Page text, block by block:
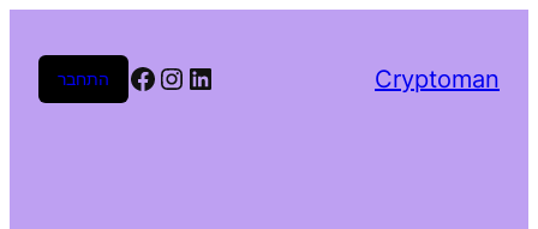
Cryptoman
LinkedIn
Instagram
Facebook
התחבר